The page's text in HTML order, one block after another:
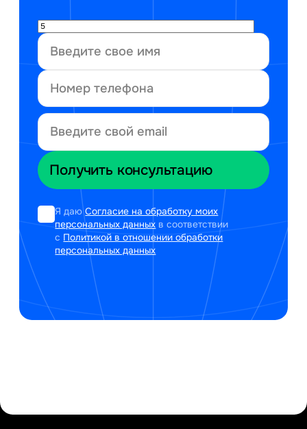
Я даюСогласие на обработку моих
персональных данных в соответствии
с Политикой в отношении обработки
персональных данных